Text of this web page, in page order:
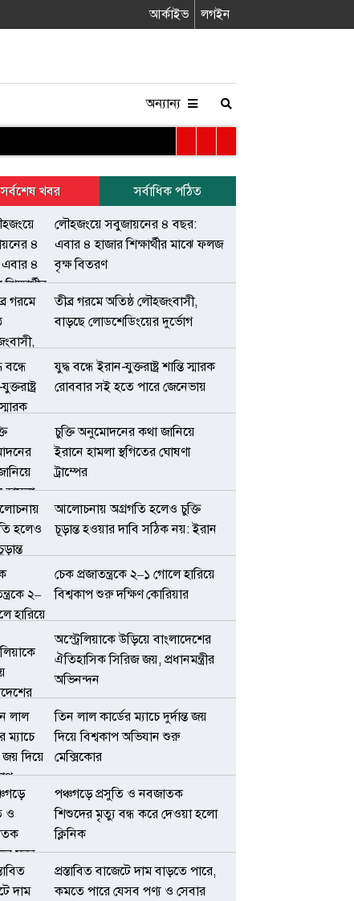
আর্কাইভ লগইন
অন্যান্য
সর্বশেষ খবর
সর্বাধিক পঠিত
লৌহজংয়ে সবুজায়নের ৪ বছর:
এবার ৪ হাজার শিক্ষার্থীর মাঝে ফলজ
বৃক্ষ বিতরণ
তীব্র গরমে অতিষ্ঠ লৌহজংবাসী,
বাড়ছে লোডশেডিংয়ের দুর্ভোগ
যুদ্ধ বন্ধে ইরান-যুক্তরাষ্ট্র শান্তি স্মারক
রোববার সই হতে পারে জেনেভায়
চুক্তি অনুমোদনের কথা জানিয়ে
ইরানে হামলা স্থগিতের ঘোষণা
ট্রাম্পের
আলোচনায় অগ্রগতি হলেও চুক্তি
চূড়ান্ত হওয়ার দাবি সঠিক নয়: ইরান
চেক প্রজাতন্ত্রকে ২–১ গোলে হারিয়ে
বিশ্বকাপ শুরু দক্ষিণ কোরিয়ার
অস্ট্রেলিয়াকে উড়িয়ে বাংলাদেশের
ঐতিহাসিক সিরিজ জয়, প্রধানমন্ত্রীর
অভিনন্দন
তিন লাল কার্ডের ম্যাচে দুর্দান্ত জয়
দিয়ে বিশ্বকাপ অভিযান শুরু
মেক্সিকোর
পঞ্চগড়ে প্রসুতি ও নবজাতক
শিশুদের মৃত্যু বন্ধ করে দেওয়া হলো
ক্লিনিক
প্রস্তাবিত বাজেটে দাম বাড়তে পারে,
কমতে পারে যেসব পণ্য ও সেবার